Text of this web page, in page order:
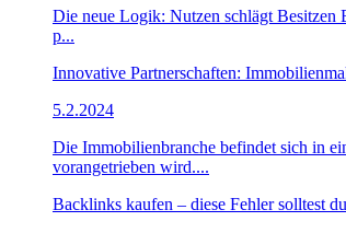
Die neue Logik: Nutzen schlägt Besitzen
p...
Innovative Partnerschaften:
5.2.2024
Die Immobilienbranche befindet sich in
vorangetrieben wird....
Backlinks kaufen – diese Fehler solltest